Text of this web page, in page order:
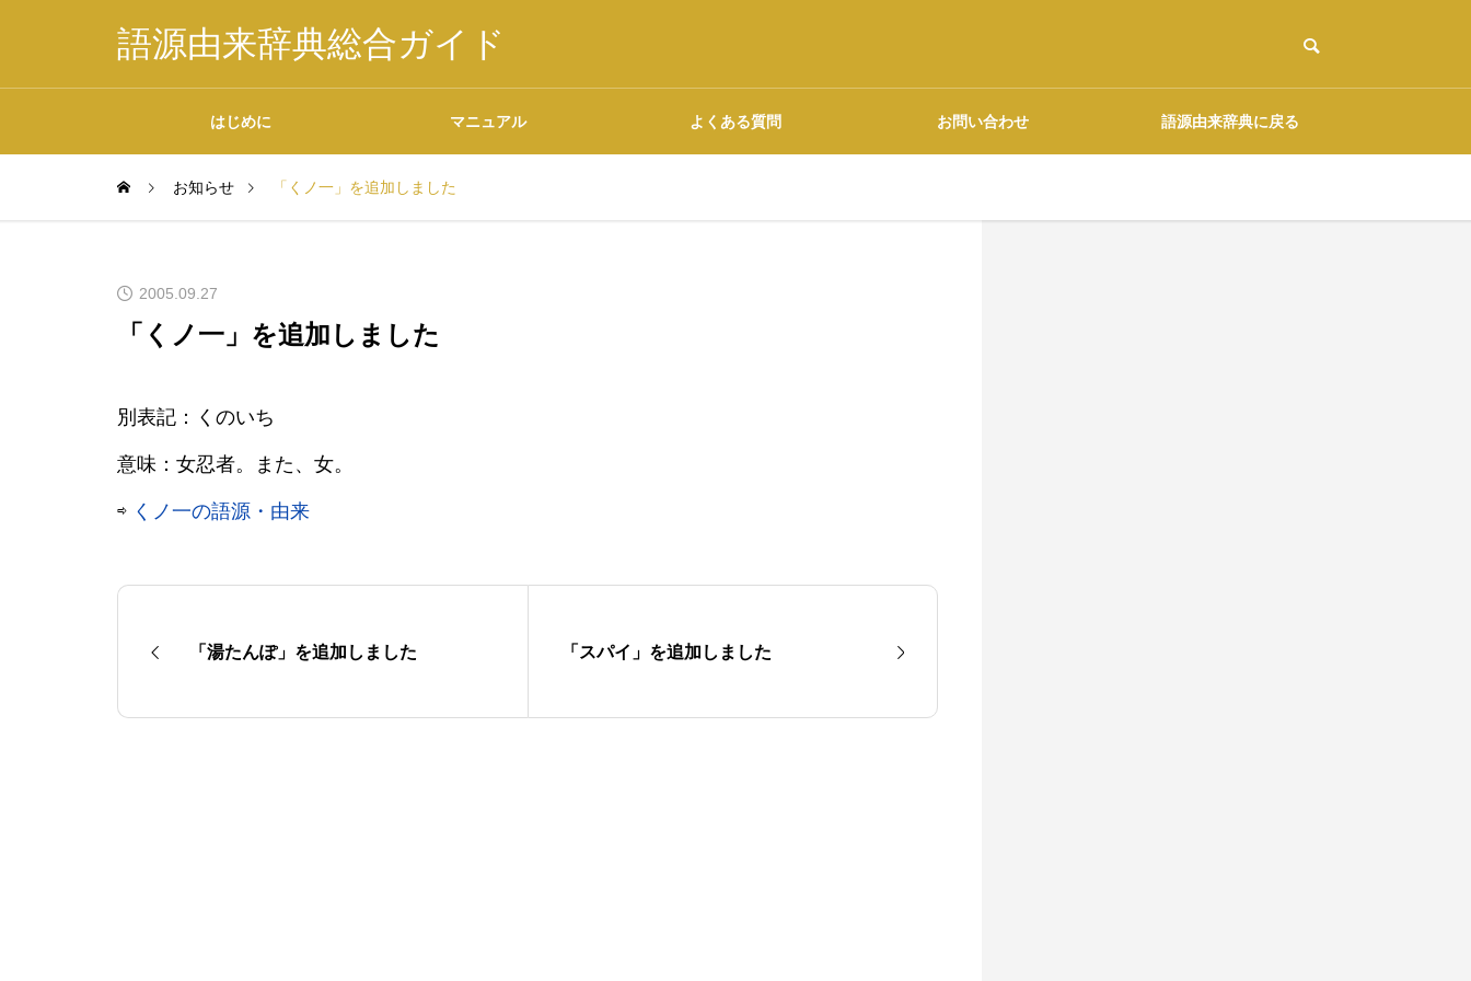
語源由来辞典総合ガイド
はじめに マニュアル よくある質問 お問い合わせ 語源由来辞典に戻る
お知らせ 「くノ一」を追加しました
2005.09.27
「くノ一」を追加しました
別表記：くのいち
意味：女忍者。また、女。
⇨ くノ一の語源・由来
「湯たんぽ」を追加しました 「スパイ」を追加しました